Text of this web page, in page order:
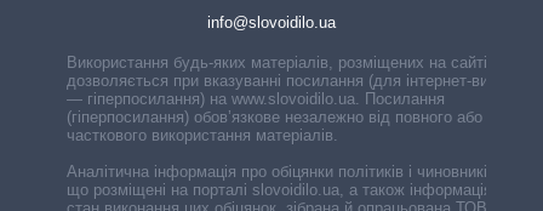
info@slovoidilo.ua
Використання будь-яких матеріалів, розміщених на сайті,
дозволяється при вказуванні посилання (для інтернет-видань
— гіперпосилання) на www.slovoidilo.ua. Посилання
(гіперпосилання) обов’язкове незалежно від повного або
часткового використання матеріалів.
Аналітична інформація про обіцянки політиків і чиновників,
що розміщені на порталі slovoidilo.ua, а також інформація про